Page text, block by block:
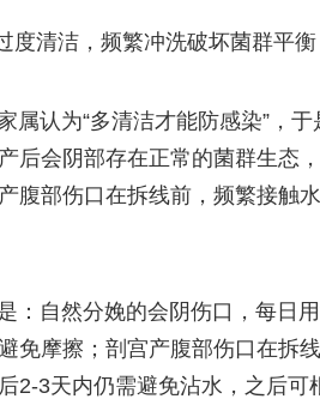
度清洁，频繁冲洗破坏菌群平衡
属认为“多清洁才能防感染”，
后会阴部存在正常的菌群生态
腹部伤口在拆线前，频繁接触
：自然分娩的会阴伤口，每日
免摩擦；剖宫产腹部伤口在拆
2-3天内仍需避免沾水，之后可